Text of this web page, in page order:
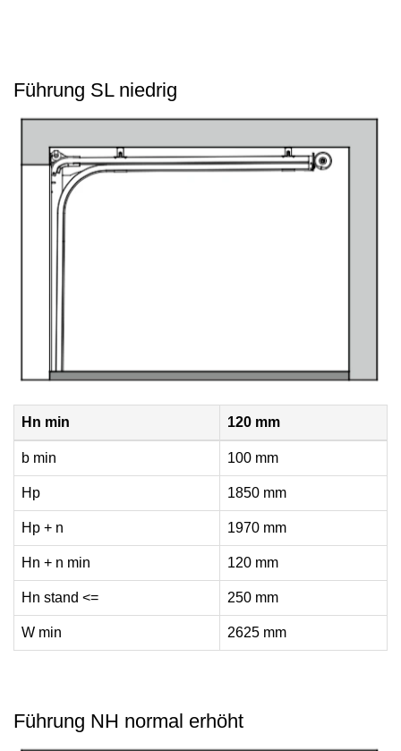
Führung SL niedrig
Hn min 120 mm
b min 100 mm
Hp 1850 mm
Hp + n 1970 mm
Hn + n min 120 mm
Hn stand <= 250 mm
W min 2625 mm
Führung NH normal erhöht